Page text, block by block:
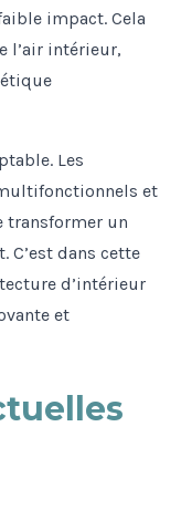
impact. Cela
l’air intérieur,
Les
et
transformer un
C’est dans cette
d’intérieur
et